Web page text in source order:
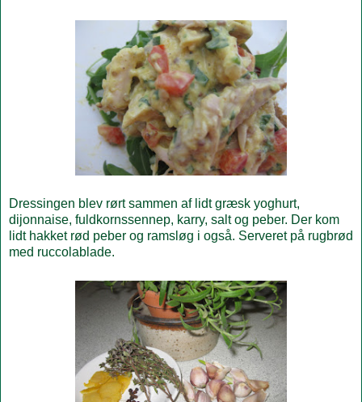
Dressingen blev rørt sammen af lidt græsk yoghurt,
dijonnaise, fuldkornssennep, karry, salt og peber. Der kom
lidt hakket rød peber og ramsløg i også. Serveret på rugbrød
med ruccolablade.